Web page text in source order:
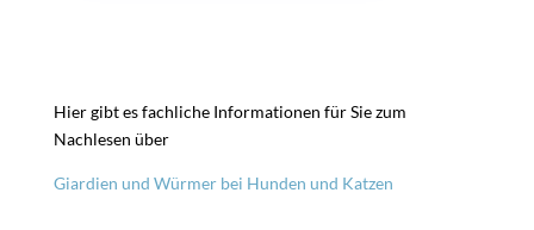
Hier gibt es fachliche Informationen für Sie zum
Nachlesen über
Giardien und Würmer bei Hunden und Katzen